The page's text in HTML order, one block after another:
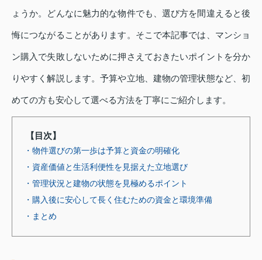
ょうか。どんなに魅力的な物件でも、選び方を間違えると後
悔につながることがあります。そこで本記事では、マンショ
ン購入で失敗しないために押さえておきたいポイントを分か
りやすく解説します。予算や立地、建物の管理状態など、初
めての方も安心して選べる方法を丁寧にご紹介します。
【目次】
・物件選びの第一歩は予算と資金の明確化
・資産価値と生活利便性を見据えた立地選び
・管理状況と建物の状態を見極めるポイント
・購入後に安心して長く住むための資金と環境準備
・まとめ